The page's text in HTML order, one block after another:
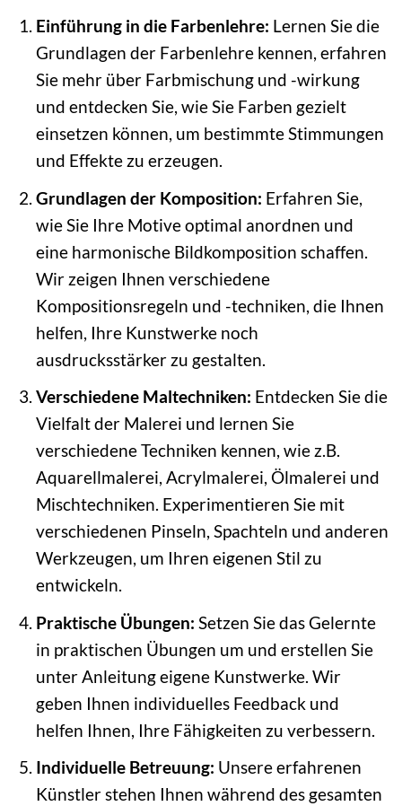
Einführung in die Farbenlehre: Lernen Sie die
Grundlagen der Farbenlehre kennen, erfahren
Sie mehr über Farbmischung und -wirkung
und entdecken Sie, wie Sie Farben gezielt
einsetzen können, um bestimmte Stimmungen
und Effekte zu erzeugen.
Grundlagen der Komposition: Erfahren Sie,
wie Sie Ihre Motive optimal anordnen und
eine harmonische Bildkomposition schaffen.
Wir zeigen Ihnen verschiedene
Kompositionsregeln und -techniken, die Ihnen
helfen, Ihre Kunstwerke noch
ausdrucksstärker zu gestalten.
Verschiedene Maltechniken: Entdecken Sie die
Vielfalt der Malerei und lernen Sie
verschiedene Techniken kennen, wie z.B.
Aquarellmalerei, Acrylmalerei, Ölmalerei und
Mischtechniken. Experimentieren Sie mit
verschiedenen Pinseln, Spachteln und anderen
Werkzeugen, um Ihren eigenen Stil zu
entwickeln.
Praktische Übungen: Setzen Sie das Gelernte
in praktischen Übungen um und erstellen Sie
unter Anleitung eigene Kunstwerke. Wir
geben Ihnen individuelles Feedback und
helfen Ihnen, Ihre Fähigkeiten zu verbessern.
Individuelle Betreuung: Unsere erfahrenen
Künstler stehen Ihnen während des gesamten